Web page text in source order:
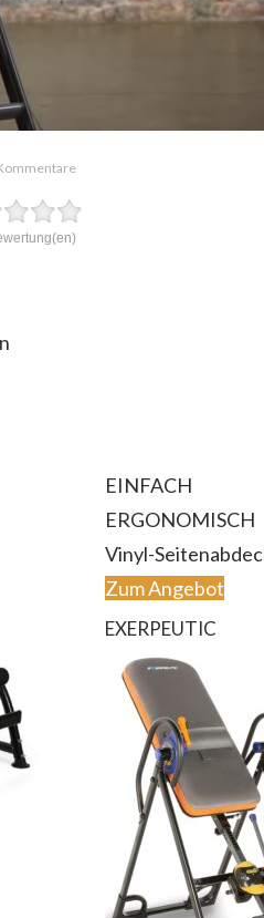
EINFACH
ERGONOMISCH
Vinyl-
Zum Angebot
EXERPEUTIC